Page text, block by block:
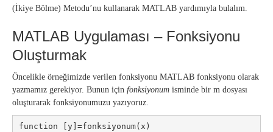
(İkiye Bölme) Metodu’nu kullanarak MATLAB yardımıyla bulalım.
MATLAB Uygulaması – Fonksiyonu
Oluşturmak
Öncelikle örneğimizde verilen fonksiyonu MATLAB fonksiyonu olarak
yazmamız gerekiyor. Bunun için fonksiyonum isminde bir m dosyası
oluşturarak fonksiyonumuzu yazıyoruz.
function [y]=fonksiyonum(x)